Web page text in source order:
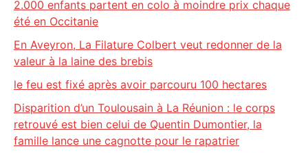
2.000 enfants partent en colo à moindre prix chaque
été en Occitanie
En Aveyron, La Filature Colbert veut redonner de la
valeur à la laine des brebis
le feu est fixé après avoir parcouru 100 hectares
Disparition d’un Toulousain à La Réunion : le corps
retrouvé est bien celui de Quentin Dumontier, la
famille lance une cagnotte pour le rapatrier